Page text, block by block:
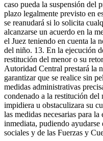
caso pueda la suspensión del
plazo legalmente previsto en
se reanudará si lo solicita
alcanzarse un acuerdo en la
el Juez teniendo en cuenta la
del niño. 13. En la ejecución
restitución del menor o su
Autoridad Central prestará la
garantizar que se realice sin
medidas administrativas
condenado a la restitución del
impidiera u obstaculizara su
las medidas necesarias para
inmediata, pudiendo ayudarse
sociales y de las Fuerzas y